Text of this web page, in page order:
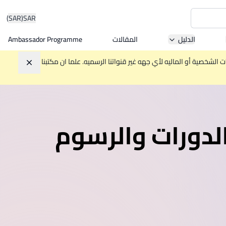
SAR
(SAR)
Asia
الدليل المقالات
Ambassador Programme
أو الماليه لأي جهه غير قنواتنا الرسميه. علما ان مكتبنا
تجاهل
والرسوم